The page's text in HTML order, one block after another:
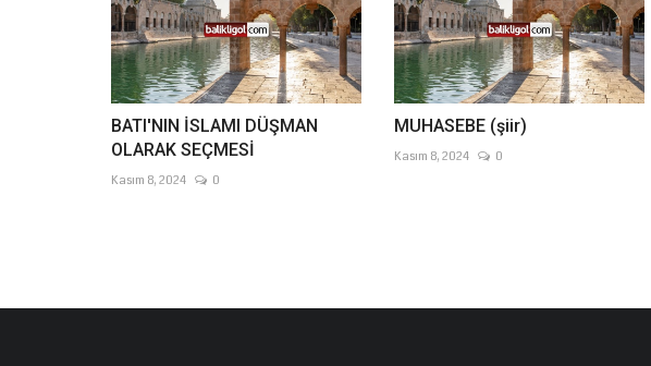
BATI'NIN İSLAMI DÜŞMAN
OLARAK SEÇMESİ
Kasım 8, 2024 0
MUHASEBE (şiir)
Kasım 8, 2024 0